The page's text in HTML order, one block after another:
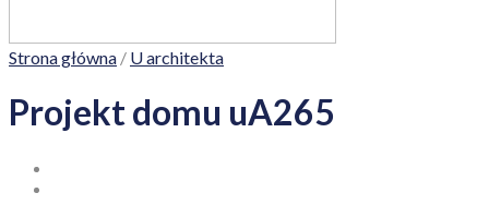
Strona główna / U architekta
Projekt domu uA265